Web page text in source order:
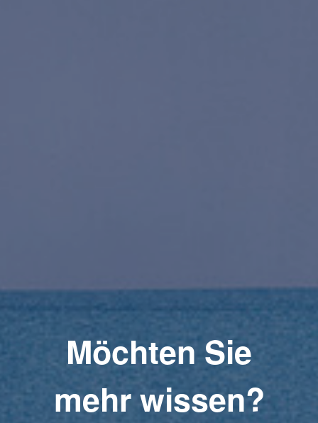
Möchten Sie
mehr wissen?